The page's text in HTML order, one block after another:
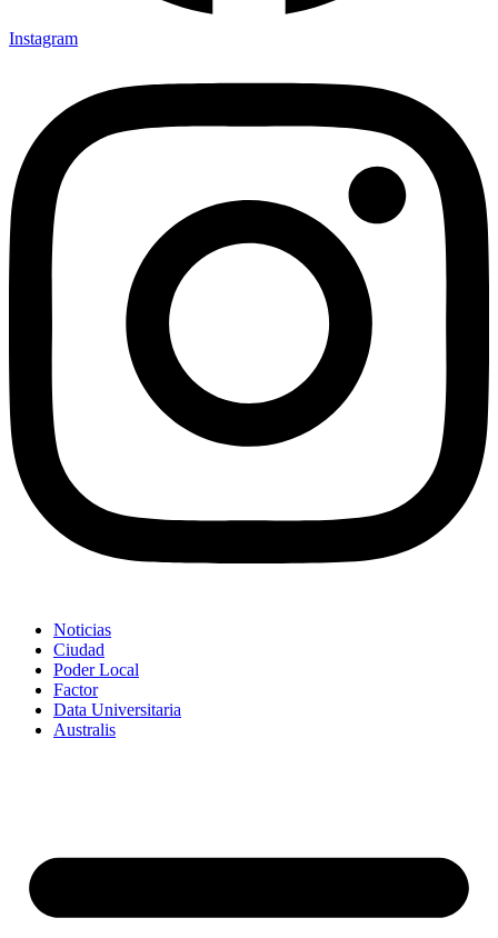
Instagram
Noticias
Ciudad
Poder Local
Factor
Data Universitaria
Australis